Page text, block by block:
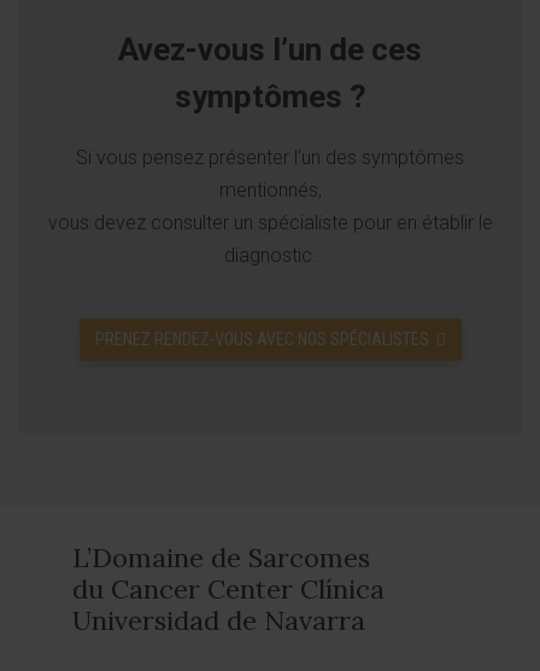
Avez-vous l’un de ces
symptômes ?
Si vous pensez présenter l’un des symptômes
mentionnés,
vous devez consulter un spécialiste pour en établir le
diagnostic.
PRENEZ RENDEZ-VOUS AVEC NOS SPÉCIALISTES
L’Domaine de Sarcomes
du Cancer Center Clínica
Universidad de Navarra